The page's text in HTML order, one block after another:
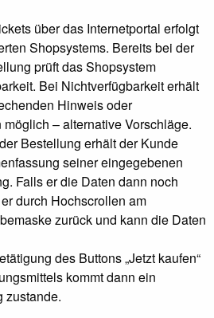
über das Internetportal erfolgt
Shopsystems. Bereits bei der
prüft das Shopsystem
Bei Nichtverfügbarkeit erhält
Hinweis oder
– alternative Vorschläge.
Bestellung erhält der Kunde
seiner eingegebenen
Falls er die Daten dann noch
durch Hochscrollen am
zurück und kann die Daten
des Buttons „Jetzt kaufen“
kommt dann ein
zustande.